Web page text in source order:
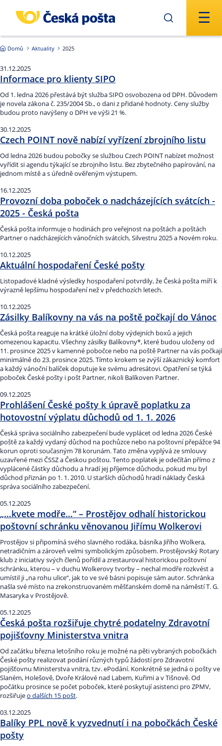
Domů Aktuality 2025
31.12.2025
Informace pro klienty SIPO
Od 1. ledna 2026 přestává být služba SIPO osvobozena od DPH. Důvodem
je novela zákona č. 235/2004 Sb., o dani z přidané hodnoty. Ceny služby
budou proto navýšeny o DPH ve výši 21 %.
30.12.2025
Czech POINT nově nabízí vyřízení zbrojního listu
Od ledna 2026 budou pobočky se službou Czech POINT nabízet možnost
vyřídit si agendu týkající se zbrojního listu. Bez zbytečného papírování, na
jednom místě a s úředně ověřeným výstupem.
16.12.2025
Provozní doba poboček o nadcházejících svátcích -
2025 - Česká pošta
Česká pošta informuje o hodinách pro veřejnost na poštách a poštách
Partner o nadcházejících vánočních svátcích, Silvestru 2025 a Novém roku.
10.12.2025
Aktuální hospodaření České pošty
Listopadové kladné výsledky hospodaření potvrdily, že Česká pošta míří k
výrazně lepšímu hospodaření než v předchozích letech.
10.12.2025
Zásilky Balíkovny na vás na poště počkají do Vánoc
Česká pošta reaguje na krátké úložní doby výdejních boxů a jejich
omezenou kapacitu. Všechny zásilky Balíkovny*, které budou uloženy od
11. prosince 2025 v kamenné pobočce nebo na poště Partner na vás počkají
minimálně do 23. prosince 2025. Tímto krokem se zvýší zákaznický komfort
a každý vánoční balíček doputuje ke svému adresátovi. Opatření se týká
poboček České pošty i pošt Partner, nikoli Balíkoven Partner.
09.12.2025
Prohlášení České pošty k úpravě poplatku za
hotovostní výplatu důchodů od 1. 1. 2026
Česká správa sociálního zabezpečení bude vyplácet od ledna 2026 České
poště za každý vydaný důchod na pochůzce nebo na poštovní přepážce 94
korun oproti současným 78 korunám. Tato změna vyplývá ze smlouvy
uzavřené mezi ČSSZ a Českou poštou. Tento poplatek je odečítán přímo z
vyplácené částky důchodu a hradí jej příjemce důchodu, pokud mu byl
důchod přiznán po 1. 1. 2010. U starších důchodů hradí náklady Česká
správa sociálního zabezpečení.
05.12.2025
„…kvete modře…“ – Prostějov odhalí historickou
poštovní schránku věnovanou Jiřímu Wolkerovi
Prostějov si připomíná svého slavného rodáka, básníka Jiřího Wolkera,
netradičním a zároveň velmi symbolickým způsobem. Prostějovský Rotary
klub z iniciativy svých členů pořídil a zrestauroval historickou poštovní
schránku, kterou – v duchu Wolkerovy tvorby – nechal modře rozkvést a
umístil ji „na rohu ulice“, jak to ve své básni popisuje sám autor. Schránka
našla své místo na zrekonstruovaném měšťanském domě na náměstí T. G.
Masaryka v Prostějově.
05.12.2025
Česká pošta rozšiřuje chytré podatelny Zdravotní
pojišťovny Ministerstva vnitra
Od začátku března letošního roku je možné na pěti vybraných pobočkách
České pošty realizovat podání různých typů žádostí pro Zdravotní
pojišťovnu Ministerstva vnitra, tzv. ePodání. Konkrétně se jedná o pošty ve
Slaném, Holešově, Dvoře Králové nad Labem, Kuřimi a v Tišnově. Od
počátku prosince se počet poboček, které poskytují asistenci pro ZPMV,
rozšiřujeo dalších 15 pošt.
03.12.2025
Balíky PPL nově k vyzvednutí i na pobočkách České
pošty